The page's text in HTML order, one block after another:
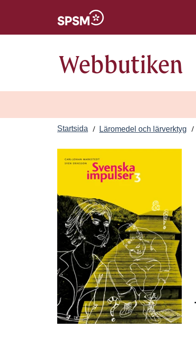
Webbutiken
Startsida Läromedel och lärverktyg